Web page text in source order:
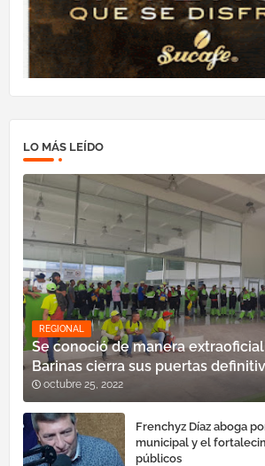
LO MÁS LEÍDO
REGIONAL
Se conoció de manera extraoficial
Barinas cierra sus puertas
octubre 25, 2022
Frenchyz Díaz aboga
municipal y el
públicos